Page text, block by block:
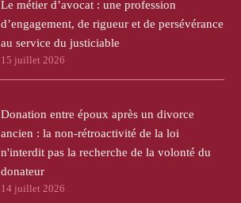
Le métier d’avocat : une profession
d’engagement, de rigueur et de persévérance
au service du justiciable
15 juillet 2026
Donation entre époux après un divorce
ancien : la non-rétroactivité de la loi
n'interdit pas la recherche de la volonté du
donateur
14 juillet 2026